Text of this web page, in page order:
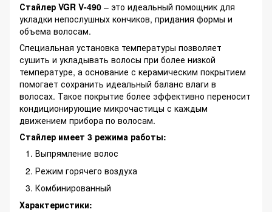
Стайлер VGR V-490 – это идеальный помощник для
укладки непослушных кончиков, придания формы и
объема волосам.
Специальная установка температуры позволяет
сушить и укладывать волосы при более низкой
температуре, а основание с керамическим покрытием
помогает сохранить идеальный баланс влаги в
волосах. Такое покрытие более эффективно переносит
кондиционирующие микрочастицы с каждым
движением прибора по волосам.
Стайлер имеет 3 режима работы:
Выпрямление волос
Режим горячего воздуха
Комбинированный
Характеристики: